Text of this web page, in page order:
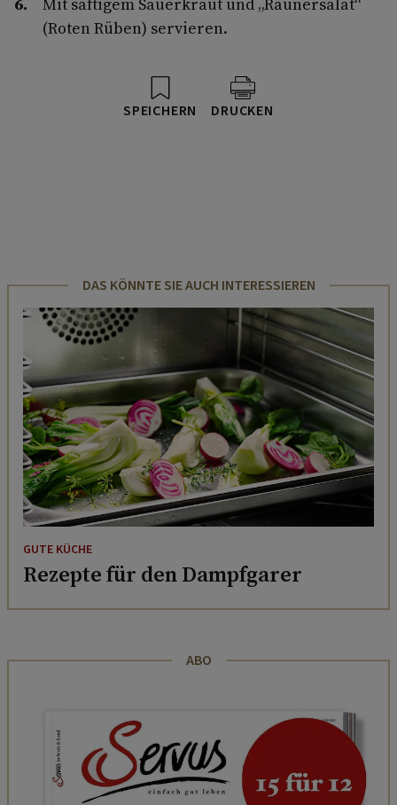
(Roten Rüben) servieren.
SPEICHERN DRUCKEN
DAS KÖNNTE SIE AUCH INTERESSIEREN
GUTE KÜCHE
Rezepte für den Dampfgarer
ABO